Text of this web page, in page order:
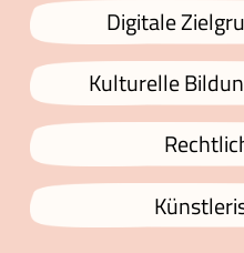
Digitale
Kulturelle